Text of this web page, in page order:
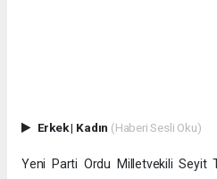
Erkek| Kadın (Haberi Sesli Oku)
Yeni Parti Ordu Milletvekili Seyit